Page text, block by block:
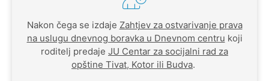
Nakon čega se izdaje Zahtjev za ostvarivanje prava
na uslugu dnevnog boravka u Dnevnom centru koji
roditelj predaje JU Centar za socijalni rad za
opštine Tivat, Kotor ili Budva.